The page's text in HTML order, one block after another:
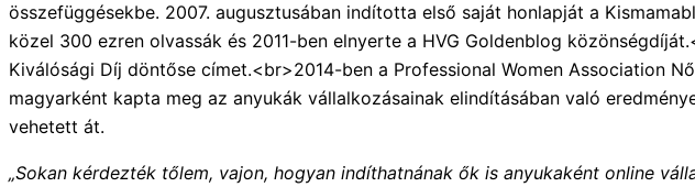
összefüggésekbe. 2007. augusztusában indította első saját honlapját a
közel 300 ezren olvassák és 2011-ben elnyerte a HVG Goldenblog
Kiválósági Díj döntőse címet.<br>2014-ben a Professional Women Association
magyarként kapta meg az anyukák vállalkozásainak elindításában való
vehetett át.
„Sokan kérdezték tőlem, vajon, hogyan indíthatnának ők is anyukaként online